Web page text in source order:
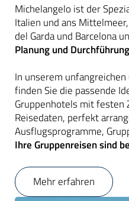
Michelangelo ist der
Italien und ans
del Garda und Barcelona
Planung und Durchführung
In unserem
finden Sie die passende
Gruppenhotels mit
Reisedaten, perfekt
Ausflugsprogramme,
Ihre Gruppenreisen sind
Mehr erfahren